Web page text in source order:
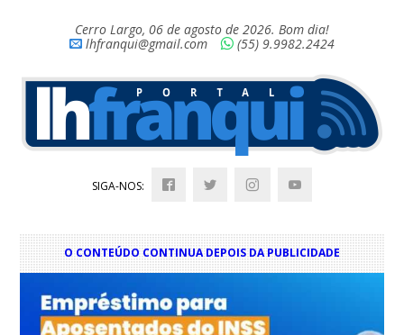
Cerro Largo, 06 de agosto de 2026. Bom dia!
lhfranqui@gmail.com
(55) 9.9982.2424
SIGA-NOS:
O CONTEÚDO CONTINUA DEPOIS DA PUBLICIDADE